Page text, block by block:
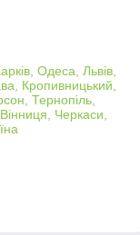
Одеса, Львів,
Кропивницький,
Тернопіль,
Черкаси,